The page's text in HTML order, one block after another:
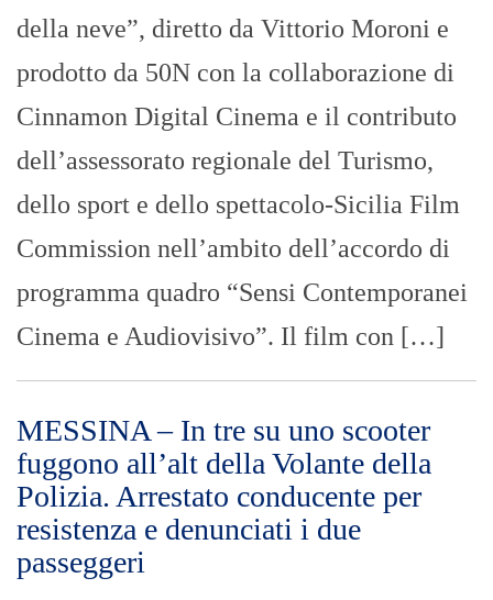
della neve”, diretto da Vittorio Moroni e
prodotto da 50N con la collaborazione di
Cinnamon Digital Cinema e il contributo
dell’assessorato regionale del Turismo,
dello sport e dello spettacolo-Sicilia Film
Commission nell’ambito dell’accordo di
programma quadro “Sensi Contemporanei
Cinema e Audiovisivo”. Il film con […]
MESSINA – In tre su uno scooter
fuggono all’alt della Volante della
Polizia. Arrestato conducente per
resistenza e denunciati i due
passeggeri